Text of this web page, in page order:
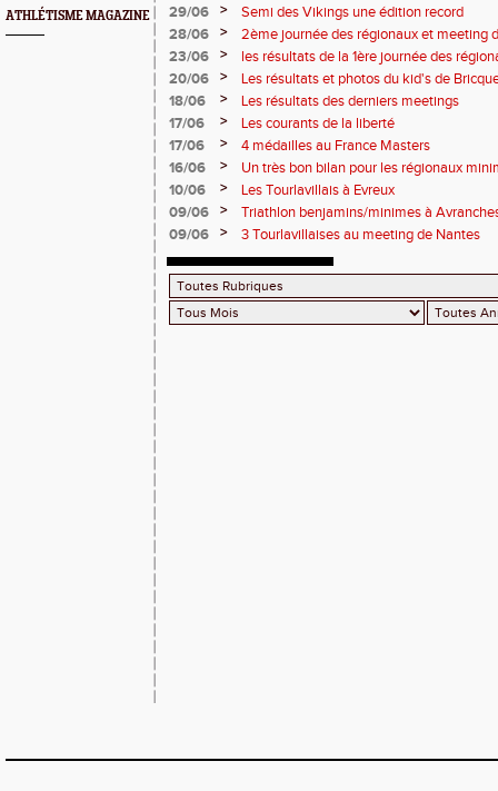
ATHLÉTISME MAGAZINE
29/06
>
Semi des Vikings une édition record
28/06
>
2ème journée des régionaux et meeting
23/06
>
les résultats de la 1ère journée des
2 titres
20/06 >
Les résultats et photos du kid's de
18/06
>
Les résultats des derniers meetings
17/06
>
Les courants de la liberté
17/06
>
4 médailles au France Masters
16/06
>
Un très bon bilan pour les régionaux
10/06
>
Les Tourlavillais à Evreux
09/06
>
Triathlon benjamins/minimes à
09/06
> 3 Tourlavillaises au meeting de Nantes